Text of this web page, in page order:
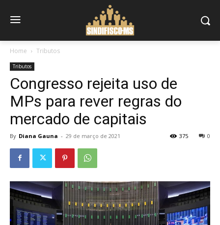
Home Tributos
Tributos
Congresso rejeita uso de
MPs para rever regras do
mercado de capitais
By Diana Gauna - 29 de março de 2021 0
375